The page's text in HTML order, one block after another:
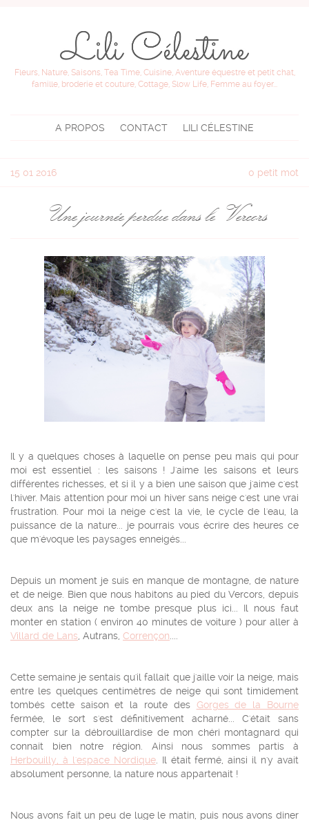
Fleurs, Nature, Saisons, Tea Time, Cuisine, Aventure équestre et petit chat,
famille, broderie et couture, Cottage, Slow Life, Femme au foyer...
A PROPOS CONTACT LILI CÉLESTINE
15 01 2016 0 petit mot
Une journée perdue dans le Vercors
Il y a quelques choses à laquelle on pense peu mais qui pour
moi est essentiel : les saisons ! J'aime les saisons et leurs
différentes richesses, et si il y a bien une saison que j'aime c'est
l'hiver. Mais attention pour moi un hiver sans neige c'est une vrai
frustration. Pour moi la neige c'est la vie, le cycle de l'eau, la
puissance de la nature... je pourrais vous écrire des heures ce
que m'évoque les paysages enneigés...
Depuis un moment je suis en manque de montagne, de nature
et de neige. Bien que nous habitons au pied du Vercors, depuis
deux ans la neige ne tombe presque plus ici... Il nous faut
monter en station ( environ 40 minutes de voiture ) pour aller à
Villard de Lans , Autrans, Corrençon
Cette semaine je sentais qu'il fallait que j'aille voir la neige, mais
entre les quelques centimètres de neige qui sont timidement
tombés cette saison et la route des Gorges de la Bourne
fermée, le sort s'est définitivement acharné... C'était sans
compter sur la débrouillardise de mon chéri montagnard qui
connait bien notre région. Ainsi nous sommes partis à
Herbouilly, à l'espace Nordique. Il était fermé, ainsi il n'y avait
absolument personne, la nature nous appartenait !
Nous avons fait un peu de luge le matin, puis nous avons diner